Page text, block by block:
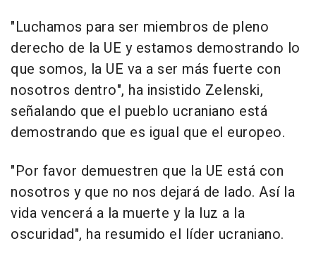
"Luchamos para ser miembros de pleno
derecho de la UE y estamos demostrando lo
que somos, la UE va a ser más fuerte con
nosotros dentro", ha insistido Zelenski,
señalando que el pueblo ucraniano está
demostrando que es igual que el europeo.
"Por favor demuestren que la UE está con
nosotros y que no nos dejará de lado. Así la
vida vencerá a la muerte y la luz a la
oscuridad", ha resumido el líder ucraniano.